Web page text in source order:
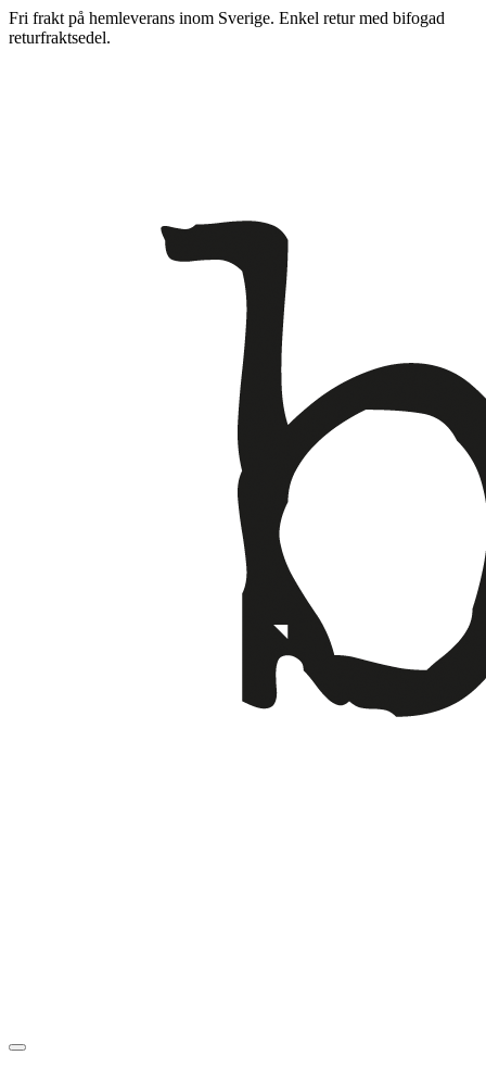
Fri frakt på hemleverans inom Sverige. Enkel retur med bifogad
returfraktsedel.